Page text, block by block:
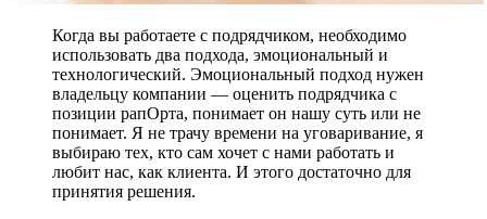
Когда вы работаете с подрядчиком, необходимо
использовать два подхода, эмоциональный и
технологический. Эмоциональный подход нужен
владельцу компании — оценить подрядчика с
позиции рапОрта, понимает он нашу суть или не
понимает. Я не трачу времени на уговаривание, я
выбираю тех, кто сам хочет с нами работать и
любит нас, как клиента. И этого достаточно для
принятия решения.